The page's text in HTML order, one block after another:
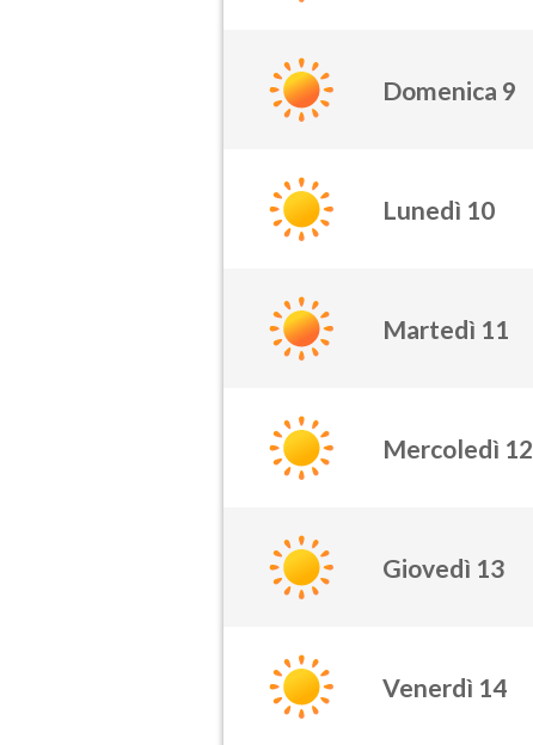
Domenica 9
Lunedì 10
Martedì 11
Mercoledì 12
Giovedì 13
Venerdì 14